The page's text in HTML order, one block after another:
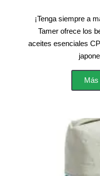
¡Tenga siempre a
Tamer ofrece los
aceites esenciales